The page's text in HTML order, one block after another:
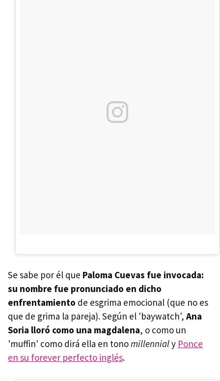
Se sabe por él que Paloma Cuevas fue invocada:
su nombre fue pronunciado en dicho
enfrentamiento de esgrima emocional (que no es
que de grima la pareja). Según el 'baywatch', Ana
Soria lloró como una magdalena, o como un
'muffin' como dirá ella en tonomillennialy Ponce
en su forever perfecto inglés.